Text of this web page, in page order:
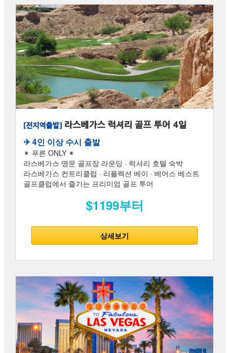
[전지역출발] 라스베가스 럭셔리 골프 투어 4일
✈︎ 4인 이상 수시 출발
✴ 푸른 ONLY ✴
라스베가스 명문 골프장 라운딩 · 럭셔리 호텔 숙박
라스베가스 컨트리클럽 · 리플렉션 베이 · 베어스 베스트
골프클럽에서 즐기는 프리미엄 골프 투어
$1199부터
상세보기